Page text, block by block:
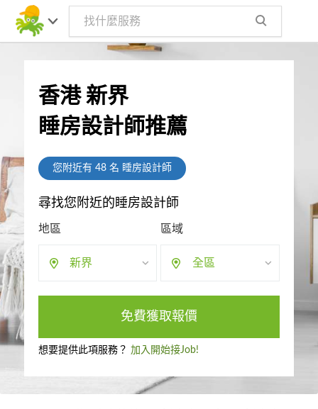
香港 新界
睡房設計師推薦
您附近有 48名 睡房設計師
尋找您附近的睡房設計師
地區
新界
區域
全區
免費獲取報價
想要提供此項服務？ 加入開始接Job!